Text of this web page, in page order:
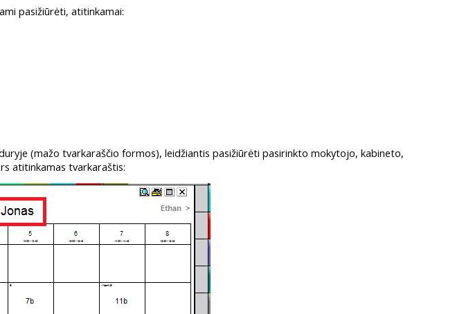
pasižiūrėti, atitinkamai:
(mažo tvarkaraščio formos), leidžiantis pasižiūrėti pasirinkto mokytojo, kabineto,
atitinkamas tvarkaraštis: